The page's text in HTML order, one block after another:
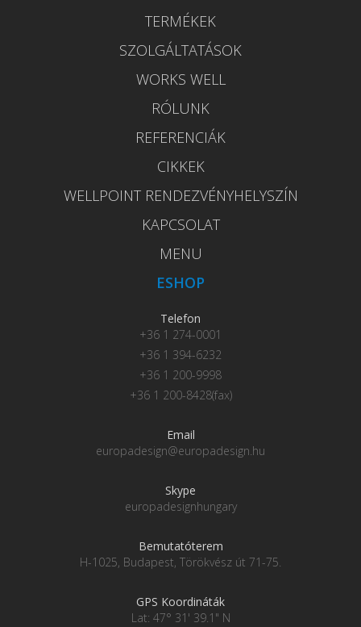
TERMÉKEK
SZOLGÁLTATÁSOK
WORKS WELL
RÓLUNK
REFERENCIÁK
CIKKEK
WELLPOINT RENDEZVÉNYHELYSZÍN
KAPCSOLAT
MENU
ESHOP
Telefon
+36 1 274-0001
+36 1 394-6232
+36 1 200-9998
+36 1 200-8428(fax)
Email
europadesign@europadesign.hu
Skype
europadesignhungary
Bemutatóterem
H-1025, Budapest, Törökvész út 71-75.
GPS Koordináták
Lat: 47° 31' 39.1" N